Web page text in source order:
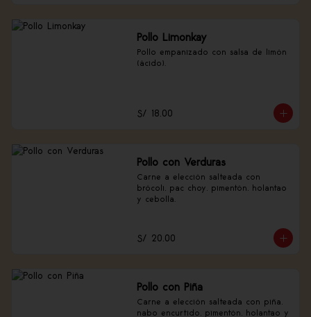
Pollo Limonkay
Pollo empanizado con salsa de limón
(ácido).
S/ 18.00
Pollo con Verduras
Carne a elección salteada con
brócoli, pac choy, pimentón, holantao
y cebolla.
S/ 20.00
Pollo con Piña
Carne a elección salteada con piña,
nabo encurtido, pimentón, holantao y